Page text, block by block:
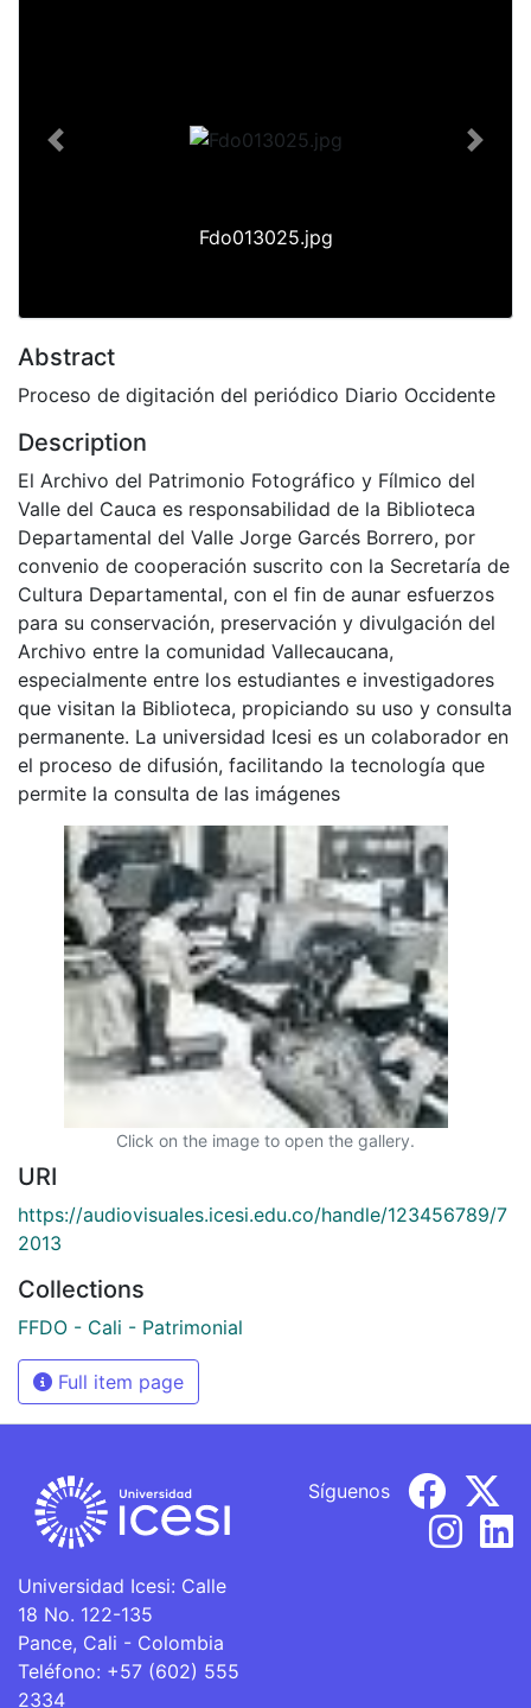
Fdo013025.jpg
Previous Next
Abstract
Proceso de digitación del periódico Diario Occidente
Description
El Archivo del Patrimonio Fotográfico y Fílmico del
Valle del Cauca es responsabilidad de la Biblioteca
Departamental del Valle Jorge Garcés Borrero, por
convenio de cooperación suscrito con la Secretaría de
Cultura Departamental, con el fin de aunar esfuerzos
para su conservación, preservación y divulgación del
Archivo entre la comunidad Vallecaucana,
especialmente entre los estudiantes e investigadores
que visitan la Biblioteca, propiciando su uso y consulta
permanente. La universidad Icesi es un colaborador en
el proceso de difusión, facilitando la tecnología que
permite la consulta de las imágenes
Click on the image to open the gallery.
URI
https://audiovisuales.icesi.edu.co/handle/123456789/7
2013
Collections
FFDO - Cali - Patrimonial
Full item page
Universidad Icesi: Calle
18 No. 122-135
Pance, Cali - Colombia
Teléfono: +57 (602) 555
2334
Síguenos